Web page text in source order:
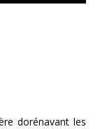
dorénavant les